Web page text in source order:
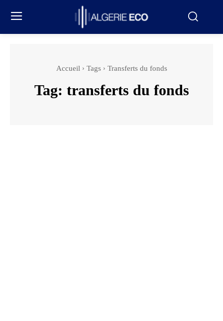
Accueil Tags Transferts du fonds
Tag: transferts du fonds